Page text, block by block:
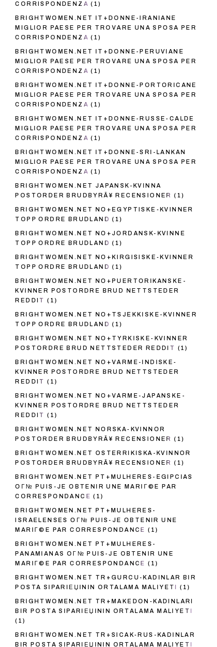
CORRISPONDENZA (1)
BRIGHTWOMEN.NET IT+DONNE-IRANIANE
MIGLIOR PAESE PER TROVARE UNA SPOSA PER
CORRISPONDENZA (1)
BRIGHTWOMEN.NET IT+DONNE-PERUVIANE
MIGLIOR PAESE PER TROVARE UNA SPOSA PER
CORRISPONDENZA (1)
BRIGHTWOMEN.NET IT+DONNE-PORTORICANE
MIGLIOR PAESE PER TROVARE UNA SPOSA PER
CORRISPONDENZA (1)
BRIGHTWOMEN.NET IT+DONNE-RUSSE-CALDE
MIGLIOR PAESE PER TROVARE UNA SPOSA PER
CORRISPONDENZA (1)
BRIGHTWOMEN.NET IT+DONNE-SRI-LANKAN
MIGLIOR PAESE PER TROVARE UNA SPOSA PER
CORRISPONDENZA (1)
BRIGHTWOMEN.NET JAPANSK-KVINNA
POSTORDER BRUDBYRÃ¥ RECENSIONER (1)
BRIGHTWOMEN.NET NO+EGYPTISKE-KVINNER
TOPP ORDRE BRUDLAND (1)
BRIGHTWOMEN.NET NO+JORDANSK-KVINNE
TOPP ORDRE BRUDLAND (1)
BRIGHTWOMEN.NET NO+KIRGISISKE-KVINNER
TOPP ORDRE BRUDLAND (1)
BRIGHTWOMEN.NET NO+PUERTORIKANSKE-
KVINNER POSTORDRE BRUD NETTSTEDER
REDDIT (1)
BRIGHTWOMEN.NET NO+TSJEKKISKE-KVINNER
TOPP ORDRE BRUDLAND (1)
BRIGHTWOMEN.NET NO+TYRKISKE-KVINNER
POSTORDRE BRUD NETTSTEDER REDDIT (1)
BRIGHTWOMEN.NET NO+VARME-INDISKE-
KVINNER POSTORDRE BRUD NETTSTEDER
REDDIT (1)
BRIGHTWOMEN.NET NO+VARME-JAPANSKE-
KVINNER POSTORDRE BRUD NETTSTEDER
REDDIT (1)
BRIGHTWOMEN.NET NORSKA-KVINNOR
POSTORDER BRUDBYRÃ¥ RECENSIONER (1)
BRIGHTWOMEN.NET OSTERRIKISKA-KVINNOR
POSTORDER BRUDBYRÃ¥ RECENSIONER (1)
BRIGHTWOMEN.NET PT+MULHERES-EGIPCIAS
OГ№ PUIS-JE OBTENIR UNE MARIГ©E PAR
CORRESPONDANCE (1)
BRIGHTWOMEN.NET PT+MULHERES-
ISRAELENSES OГ№ PUIS-JE OBTENIR UNE
MARIГ©E PAR CORRESPONDANCE (1)
BRIGHTWOMEN.NET PT+MULHERES-
PANAMIANAS OГ№ PUIS-JE OBTENIR UNE
MARIГ©E PAR CORRESPONDANCE (1)
BRIGHTWOMEN.NET TR+GURCU-KADINLAR BIR
POSTA SIPARIЕЏININ ORTALAMA MALIYETI
(1)
BRIGHTWOMEN.NET TR+MAKEDON-KADINLARI
BIR POSTA SIPARIЕЏININ ORTALAMA MALIYETI
(1)
BRIGHTWOMEN.NET TR+SICAK-RUS-KADINLAR
BIR POSTA SIPARIЕЏININ ORTALAMA MALIYETI